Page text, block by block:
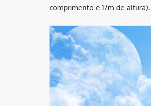
comprimento e 17m de